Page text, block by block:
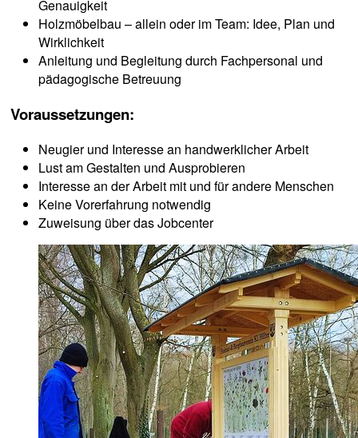
Genauigkeit
Holzmöbelbau – allein oder im Team: Idee, Plan und
Wirklichkeit
Anleitung und Begleitung durch Fachpersonal und
pädagogische Betreuung
Voraussetzungen:
Neugier und Interesse an handwerklicher Arbeit
Lust am Gestalten und Ausprobieren
Interesse an der Arbeit mit und für andere Menschen
Keine Vorerfahrung notwendig
Zuweisung über das Jobcenter